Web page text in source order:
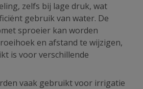
zelfs bij lage druk, wat
gebruik van water. De
sproeier kan worden
en afstand te wijzigen,
is voor verschillende
vaak gebruikt voor irrigatie